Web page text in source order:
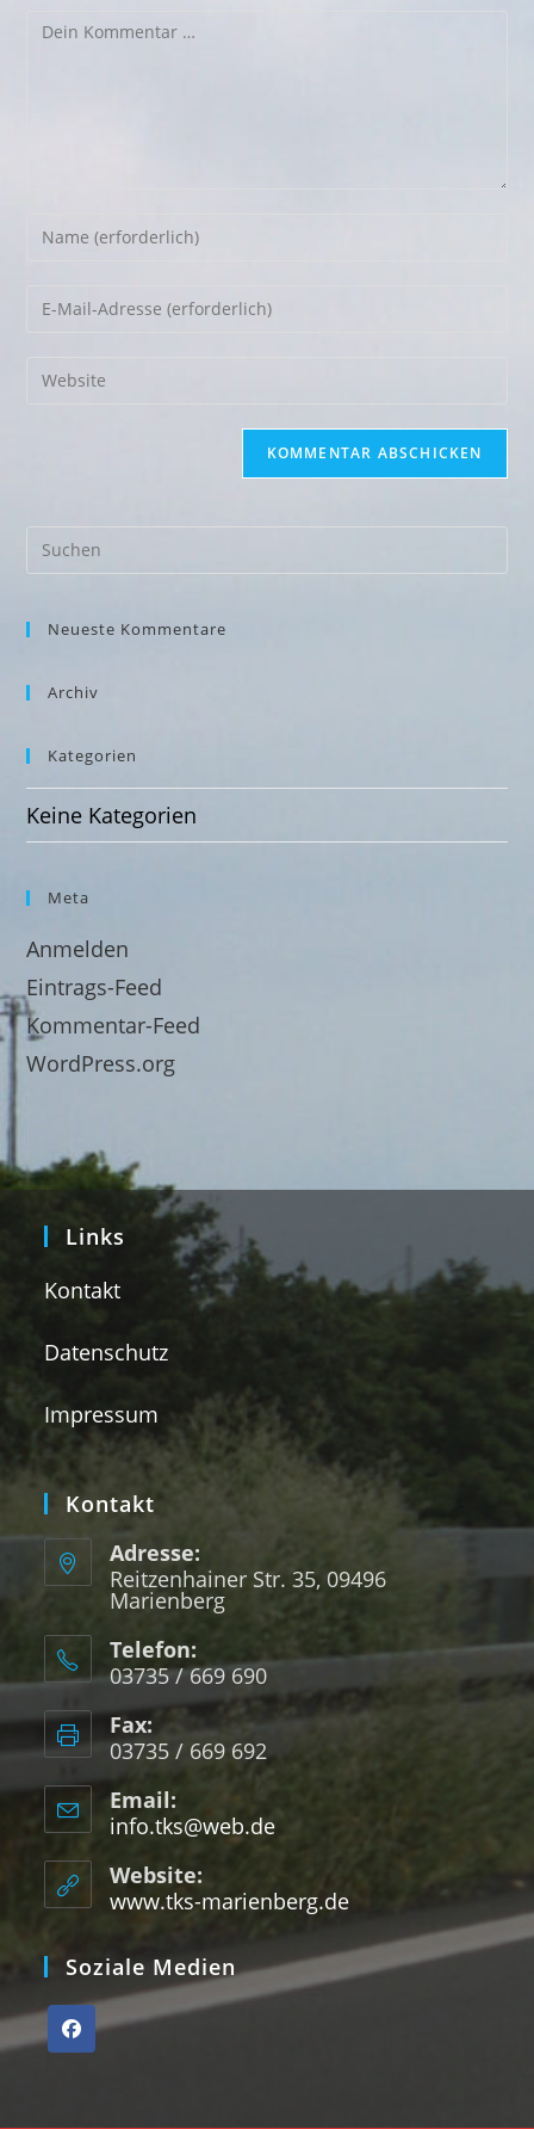
Neueste Kommentare
Archiv
Kategorien
Keine Kategorien
Meta
Anmelden
Eintrags-Feed
Kommentar-Feed
WordPress.org
Links
Kontakt
Datenschutz
Impressum
Kontakt
Adresse:
Reitzenhainer Str. 35, 09496
Marienberg
Telefon:
03735 / 669 690
Fax:
03735 / 669 692
Email:
info.tks@web.de
Website:
www.tks-marienberg.de
Soziale Medien